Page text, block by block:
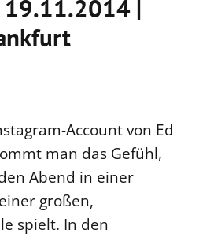
19.11.2014 |
Account von Ed
man das Gefühl,
Abend in einer
großen,
spielt. In den